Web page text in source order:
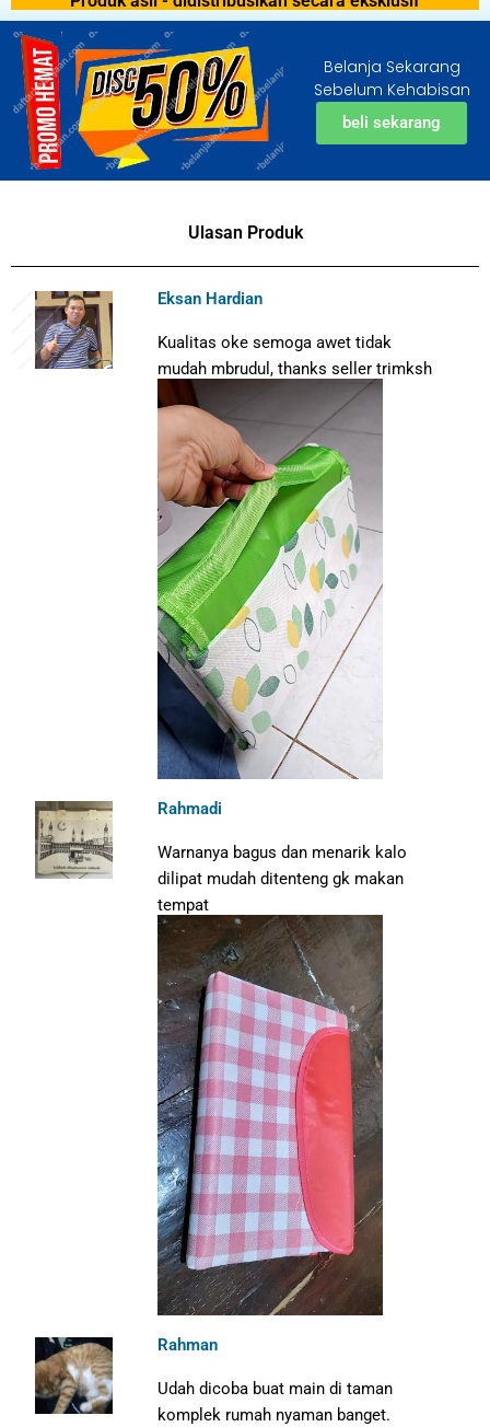
Belanja Sekarang
Sebelum Kehabisan
beli sekarang
Ulasan Produk
Eksan Hardian
Kualitas oke semoga awet tidak
mudah mbrudul, thanks seller trimksh
Rahmadi
Warnanya bagus dan menarik kalo
dilipat mudah ditenteng gk makan
tempat
Rahman
Udah dicoba buat main di taman
komplek rumah nyaman banget.